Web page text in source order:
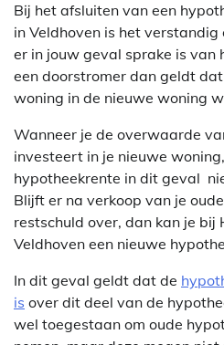
Bij het afsluiten van een
in Veldhoven is het
er in jouw geval sprake is van
een doorstromer dan geldt
woning in de nieuwe woning
Wanneer je de overwaarde
investeert in je nieuwe
hypotheekrente in dit geval
Blijft er na verkoop van je
restschuld over, dan kan je bij
Veldhoven een nieuwe
In dit geval geldt dat de
is over dit deel van de
wel toegestaan om oude